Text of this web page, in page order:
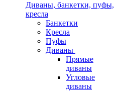
Диваны, банкетки, пуфы,
кресла
Банкетки
Кресла
Пуфы
Диваны
Прямые
диваны
Угловые
диваны